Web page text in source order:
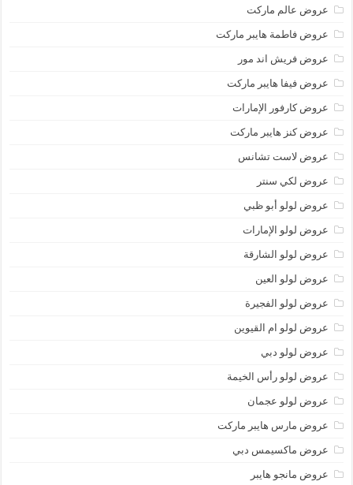
عروض عالم ماركت
عروض فاطمة هايبر ماركت
عروض فريش اند مور
عروض فيفا هايبر ماركت
عروض كارفور الإمارات
عروض كنز هايبر ماركت
عروض لاست تشانس
عروض لكي سنتر
عروض لولو أبو ظبي
عروض لولو الإمارات
عروض لولو الشارقة
عروض لولو العين
عروض لولو الفجيرة
عروض لولو ام القيوين
عروض لولو دبي
عروض لولو رأس الخيمة
عروض لولو عجمان
عروض مارس هايبر ماركت
عروض ماكسيمس دبي
عروض مانجو هايبر